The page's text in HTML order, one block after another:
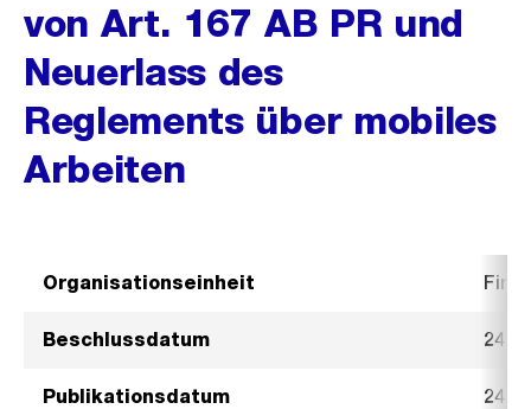
von Art. 167 AB PR und
Neuerlass des
Reglements über mobiles
Arbeiten
Organisationseinheit
Beschlussdatum 24.
Publikationsdatum 24.